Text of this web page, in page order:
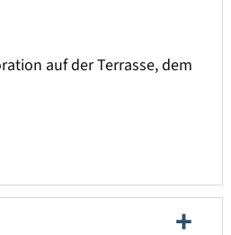
auf der Terrasse, dem